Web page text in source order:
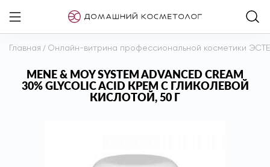
Главная / Онлайн-витрина профессиональной косметики
MENE & MOY SYSTEM ADVANCED CREAM
30% GLYCOLIC ACID КРЕМ С ГЛИКОЛЕВОЙ
КИСЛОТОЙ, 50 Г